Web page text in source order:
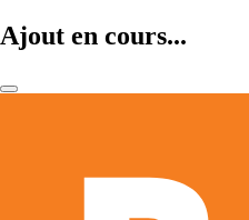
Ajout en cours...